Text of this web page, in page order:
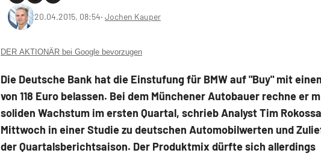
20.04.2015, 08:54‧ Jochen Kauper
DER AKTIONÄR bei Google bevorzugen
Die Deutsche Bank hat die Einstufung für BMW auf "Buy" mit
von 118 Euro belassen. Bei dem Münchener Autobauer rechne er
soliden Wachstum im ersten Quartal, schrieb Analyst Tim
Mittwoch in einer Studie zu deutschen Automobilwerten und
der Quartalsberichtsaison. Der Produktmix dürfte sich allerdings